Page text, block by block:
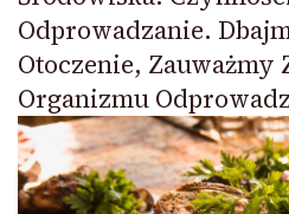
Odprowadzanie.
Otoczenie, Zauważmy
Organizmu